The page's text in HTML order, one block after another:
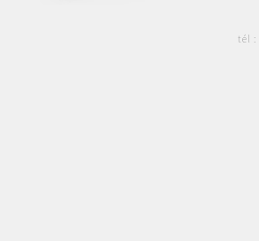
tél :